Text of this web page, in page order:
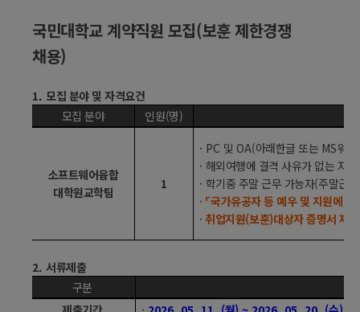
국민대학교 계약직원 모집(보훈 제한경쟁
채용)
1. 모집 분야 및 자격요건
모집 분야
인원(명)
소프트웨어융합
대학원교학팀
1
· PC 및 OA(아래한글 또는 MS워드
· 해외여행에 결격 사유가 없는 자
· 학기중 주말 근무 가능자(주말근
· ⌜국가유공자 등 예우 및 지원에 관
· 취업지원(보훈)대상자 증명서 제
2. 서류제출
구분